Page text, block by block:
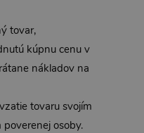
tovar,
kúpnu cenu v
nákladov na
tovaru svojím
osoby.